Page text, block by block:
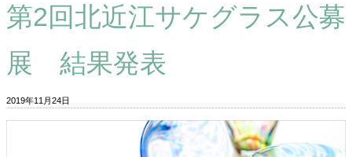
第2回北近江サケグラス公募
展 結果発表
2019年11月24日